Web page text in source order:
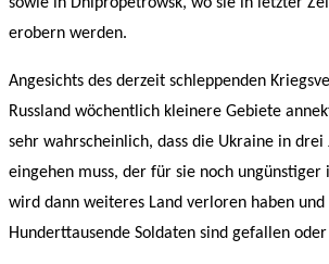
erobern werden.
Angesichts des derzeit schleppenden
Russland wöchentlich kleinere Gebiete
sehr wahrscheinlich, dass die Ukraine in drei
eingehen muss, der für sie noch ungünstiger
wird dann weiteres Land verloren haben
Hunderttausende Soldaten sind gefallen